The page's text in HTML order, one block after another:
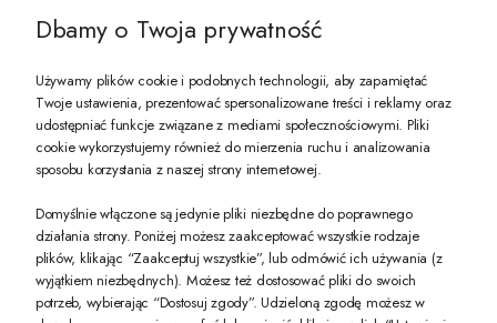
PREZENT DLA CIEBIE!
-10% na pierwsze zakupy na zeccoro.pl Gdy zapiszesz się do naszego
Twoje dane będą przetwarzane zgodnie z nasząpolityką prywatności
Dbamy o Twoja prywatność
Używamy plików cookie i podobnych technologii, aby zapamiętać
Twoje ustawienia, prezentować spersonalizowane treści i reklamy oraz
udostępniać funkcje związane z mediami społecznościowymi. Pliki
cookie wykorzystujemy również do mierzenia ruchu i analizowania
sposobu korzystania z naszej strony internetowej.
Domyślnie włączone są jedynie pliki niezbędne do poprawnego
działania strony. Poniżej możesz zaakceptować wszystkie rodzaje
plików, klikając “Zaakceptuj wszystkie”, lub odmówić ich używania (z
wyjątkiem niezbędnych). Możesz też dostosować pliki do swoich
potrzeb, wybierając “Dostosuj zgody”. Udzieloną zgodę możesz w